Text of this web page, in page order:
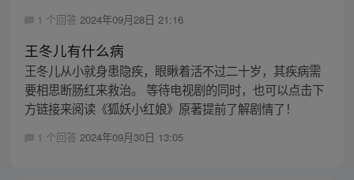
1 个回答 2024年09月28日 21:16
王冬儿有什么病
王冬儿从小就身患隐疾，眼瞅着活不过二十岁，其疾病需
要相思断肠红来救治。 等待电视剧的同时，也可以点击下
方链接来阅读《狐妖小红娘》原著提前了解剧情了！
1 个回答 2024年09月30日 13:05